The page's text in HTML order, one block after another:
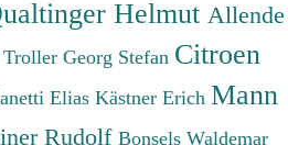
Helmut Allende
Troller Georg Stefan Citroen
Elias Kästner Erich Mann
Rudolf Bonsels Waldemar